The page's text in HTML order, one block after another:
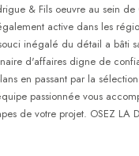
& Fils oeuvre au sein de
active dans les
inégalé du détail a bâti
d'affaires digne de
en passant par la
passionnée vous
de votre projet. OSEZ LA